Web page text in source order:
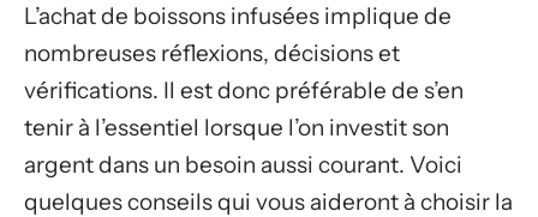
L’achat de boissons infusées implique de
nombreuses réflexions, décisions et
vérifications. Il est donc préférable de s’en
tenir à l’essentiel lorsque l’on investit son
argent dans un besoin aussi courant. Voici
quelques conseils qui vous aideront à choisir la